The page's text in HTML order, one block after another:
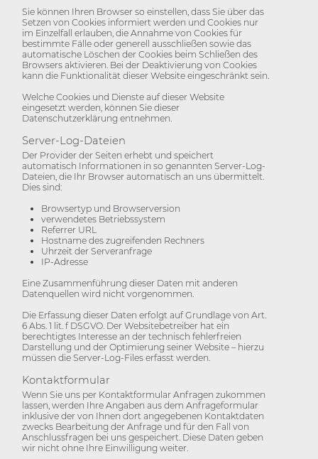
Sie können Ihren Browser so einstellen, dass Sie über das
Setzen von Cookies informiert werden und Cookies nur
im Einzelfall erlauben, die Annahme von Cookies für
bestimmte Fälle oder generell ausschließen sowie das
automatische Löschen der Cookies beim Schließen des
Browsers aktivieren. Bei der Deaktivierung von Cookies
kann die Funktionalität dieser Website eingeschränkt sein.
Welche Cookies und Dienste auf dieser Website
eingesetzt werden, können Sie dieser
Datenschutzerklärung entnehmen.
Server-Log-Dateien
Der Provider der Seiten erhebt und speichert
automatisch Informationen in so genannten Server-Log-
Dateien, die Ihr Browser automatisch an uns übermittelt.
Dies sind:
Browsertyp und Browserversion
verwendetes Betriebssystem
Referrer URL
Hostname des zugreifenden Rechners
Uhrzeit der Serveranfrage
IP-Adresse
Eine Zusammenführung dieser Daten mit anderen
Datenquellen wird nicht vorgenommen.
Die Erfassung dieser Daten erfolgt auf Grundlage von Art.
6 Abs. 1 lit. f DSGVO. Der Websitebetreiber hat ein
berechtigtes Interesse an der technisch fehlerfreien
Darstellung und der Optimierung seiner Website – hierzu
müssen die Server-Log-Files erfasst werden.
Kontaktformular
Wenn Sie uns per Kontaktformular Anfragen zukommen
lassen, werden Ihre Angaben aus dem Anfrageformular
inklusive der von Ihnen dort angegebenen Kontaktdaten
zwecks Bearbeitung der Anfrage und für den Fall von
Anschlussfragen bei uns gespeichert. Diese Daten geben
wir nicht ohne Ihre Einwilligung weiter.